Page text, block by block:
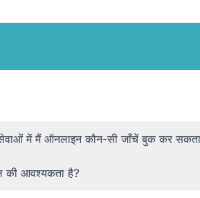
में मैं ऑनलाइन कौन-सी जाँचें बुक कर
की आवश्यकता है?